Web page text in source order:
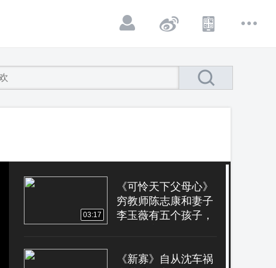
03:17
《可怜天下父母心》
穷教师陈志康和妻子
李玉薇有五个孩子，
解雇
《新寡》自从沈车祸